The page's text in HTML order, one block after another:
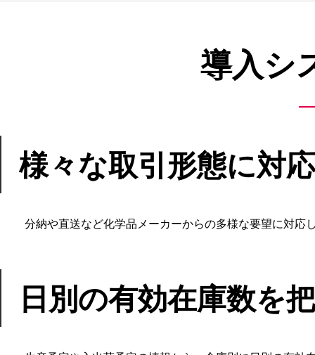
導入シ
様々な取引形態に対
分納や直送など化学品メーカーからの多様な要望に対応
日別の有効在庫数を